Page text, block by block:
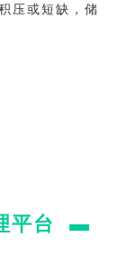
压或短缺，储
平台 ▬